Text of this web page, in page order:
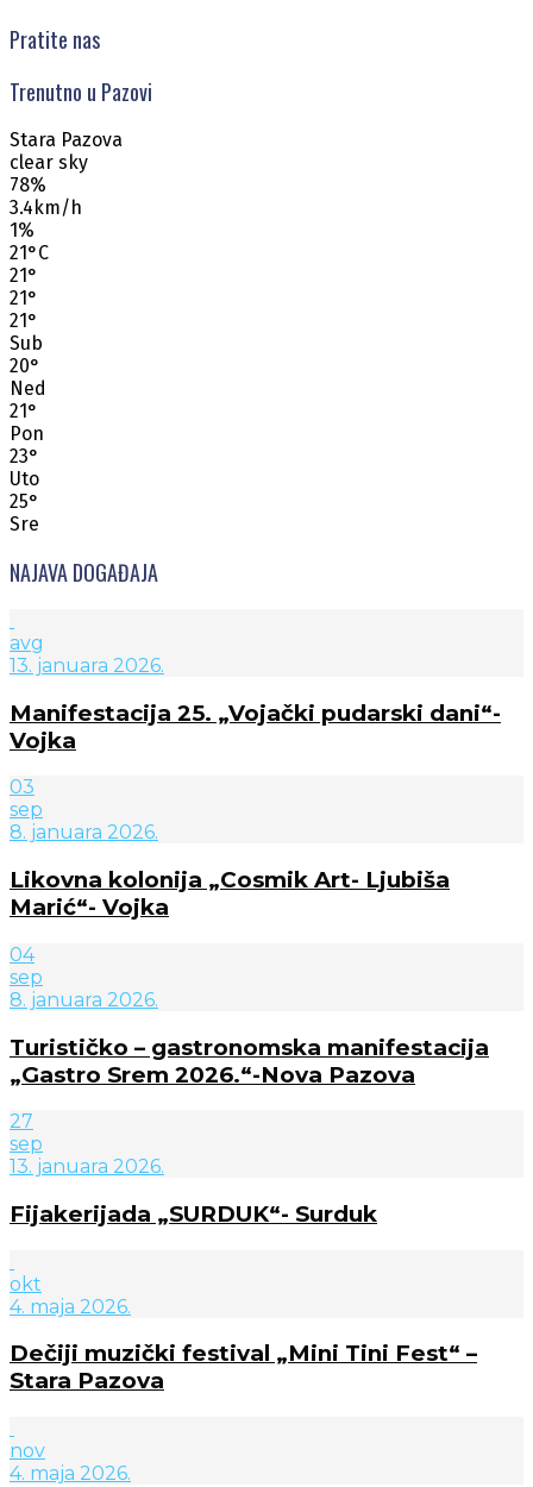
Pratite nas
Trenutno u Pazovi
Stara Pazova
clear sky
78%
3.4km/h
1%
21°C
21°
21°
21°
Sub
20°
Ned
21°
Pon
23°
Uto
25°
Sre
NAJAVA DOGAĐAJA
avg
13. januara 2026.
Manifestacija 25. „Vojački pudarski dani“-
Vojka
03
sep
8. januara 2026.
Likovna kolonija „Cosmik Art- Ljubiša
Marić“- Vojka
04
sep
8. januara 2026.
Turističko – gastronomska manifestacija
„Gastro Srem 2026.“-Nova Pazova
27
sep
13. januara 2026.
Fijakerijada „SURDUK“- Surduk
okt
4. maja 2026.
Dečiji muzički festival „Mini Tini Fest“ –
Stara Pazova
nov
4. maja 2026.